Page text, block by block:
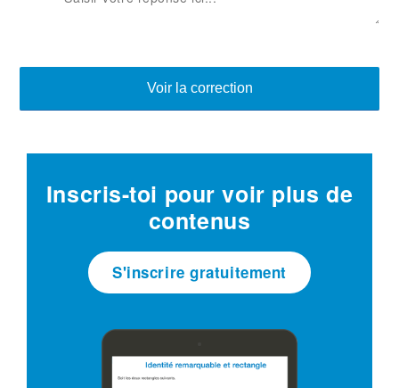
Voir la correction
Inscris-toi pour voir plus de
contenus
S'inscrire gratuitement